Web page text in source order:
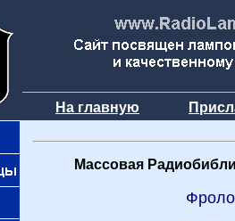
На главную
Массовая